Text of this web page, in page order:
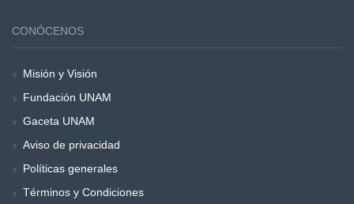
CONÓCENOS
Misión y Visión
Fundación UNAM
Gaceta UNAM
Aviso de privacidad
Políticas generales
Términos y Condiciones